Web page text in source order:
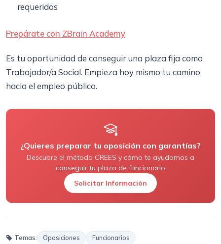
requeridos
Prepárate con ZBrain Academy
Es tu oportunidad de conseguir una plaza fija como
Trabajador/a Social. Empieza hoy mismo tu camino
hacia el empleo público.
¿Quieres preparar tu oposición con garantías?
Descubre el método CREES y cómo te ayudamos a
conseguir tu plaza de funcionario
Solicitar Información
Temas: Oposiciones Funcionarios